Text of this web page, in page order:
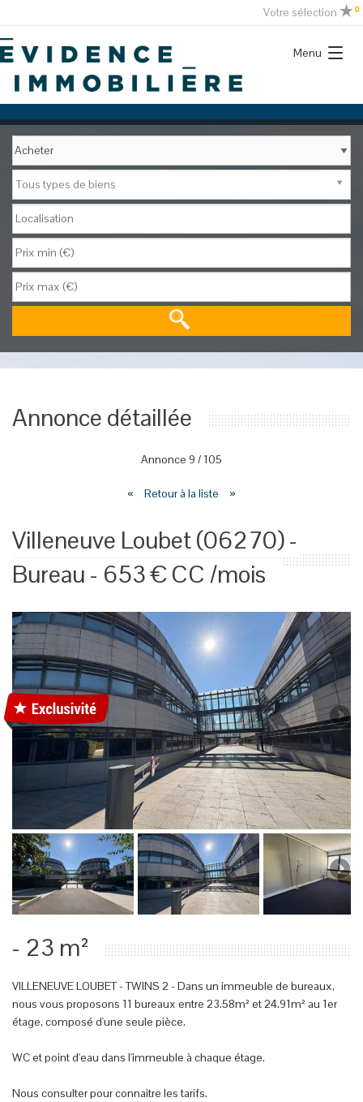
Votre sélection 0
Menu
Tous types de biens
Annonce détaillée
Annonce 9 / 105
« Retour à la liste »
Villeneuve Loubet (06270) -
Bureau - 653 € CC /mois
- 23 m²
VILLENEUVE LOUBET - TWINS 2 - Dans un immeuble de bureaux,
nous vous proposons 11 bureaux entre 23.58m² et 24.91m² au 1er
étage, composé d'une seule pièce.
WC et point d'eau dans l'immeuble à chaque étage.
Nous consulter pour connaitre les tarifs.